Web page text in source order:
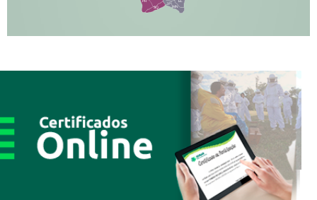
JP
SQ MN